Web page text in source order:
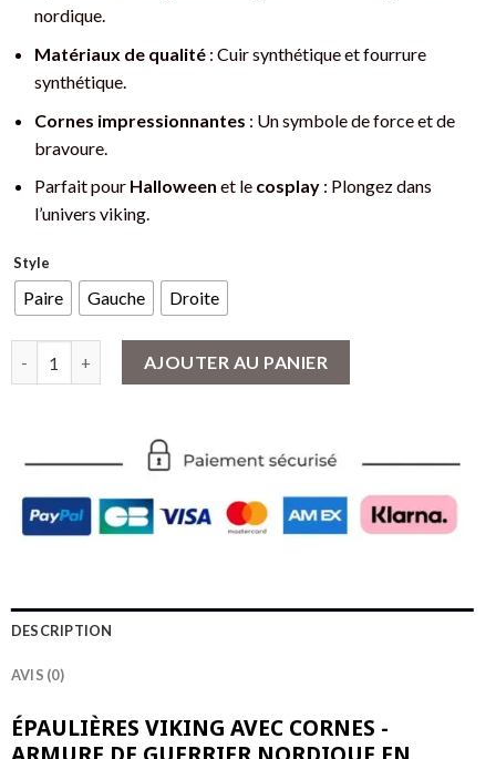
à
170€
nordique.
Matériaux de qualité: Cuir synthétique et fourrure
synthétique.
Cornes impressionnantes : Un symbole de force et de
bravoure.
Parfait pour Halloween et le cosplay: Plongez dans
l’univers viking.
Style
Paire Gauche Droite
AJOUTER AU PANIER
DESCRIPTION
AVIS (0)
ÉPAULIÈRES VIKING AVEC CORNES -